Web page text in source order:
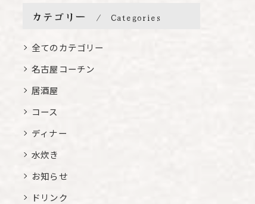
カテゴリー Categories
全てのカテゴリー
名古屋コーチン
居酒屋
コース
ディナー
水炊き
お知らせ
ドリンク